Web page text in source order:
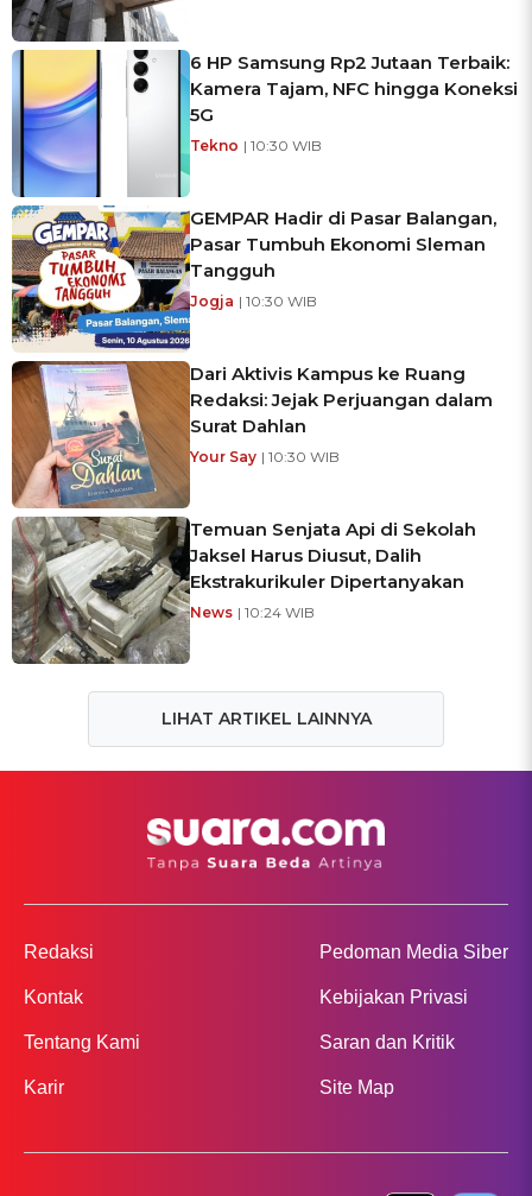
6 HP Samsung Rp2 Jutaan Terbaik:
Kamera Tajam, NFC hingga Koneksi
5G
Tekno | 10:30 WIB
GEMPAR Hadir di Pasar Balangan,
Pasar Tumbuh Ekonomi Sleman
Tangguh
Jogja | 10:30 WIB
Dari Aktivis Kampus ke Ruang
Redaksi: Jejak Perjuangan dalam
Surat Dahlan
Your Say | 10:30 WIB
Temuan Senjata Api di Sekolah
Jaksel Harus Diusut, Dalih
Ekstrakurikuler Dipertanyakan
News | 10:24 WIB
LIHAT ARTIKEL LAINNYA
Redaksi
Kontak
Tentang Kami
Karir
Pedoman Media Siber
Kebijakan Privasi
Saran dan Kritik
Site Map